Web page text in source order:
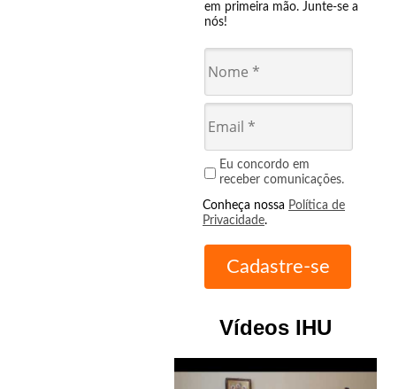
em primeira mão. Junte-se a
nós!
Eu concordo em
receber comunicações.
Conheça nossa Política de
Privacidade.
Vídeos IHU